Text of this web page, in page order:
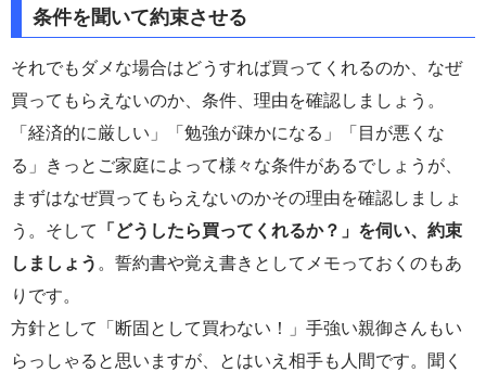
条件を聞いて約束させる
それでもダメな場合はどうすれば買ってくれるのか、なぜ
買ってもらえないのか、条件、理由を確認しましょう。
「経済的に厳しい」「勉強が疎かになる」「目が悪くな
る」きっとご家庭によって様々な条件があるでしょうが、
まずはなぜ買ってもらえないのかその理由を確認しましょ
う。そして 「どうしたら買ってくれるか？」を伺い、約束
しましょう 。誓約書や覚え書きとしてメモっておくのもあ
りです。
方針として「断固として買わない！」手強い親御さんもい
らっしゃると思いますが、とはいえ相手も人間です。聞く